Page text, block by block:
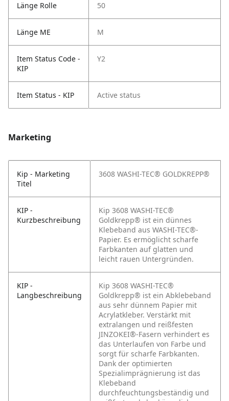
Länge Rolle 50
Länge ME M
Item Status Code -
KIP
Y2
Item Status - KIP Active status
Marketing
Kip - Marketing
Titel
3608 WASHI-TEC® GOLDKREPP®
KIP -
Kurzbeschreibung
Kip 3608 WASHI-TEC®
Goldkrepp® ist ein dünnes
Klebeband aus WASHI-TEC®-
Papier. Es ermöglicht scharfe
Farbkanten auf glatten und
leicht rauen Untergründen.
KIP -
Langbeschreibung
Kip 3608 WASHI-TEC®
Goldkrepp® ist ein Abklebeband
aus sehr dünnem Papier mit
Acrylatkleber. Verstärkt mit
extralangen und reißfesten
JINZOKEI®-Fasern verhindert es
das Unterlaufen von Farbe und
sorgt für scharfe Farbkanten.
Dank der optimierten
Spezialimprägnierung ist das
Klebeband
durchfeuchtungsbeständig und